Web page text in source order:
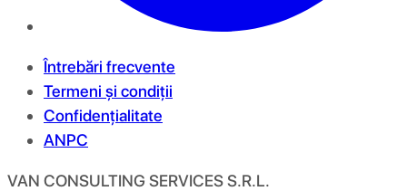
Întrebări frecvente
Termeni și condiții
Confidențialitate
ANPC
VAN CONSULTING SERVICES S.R.L.